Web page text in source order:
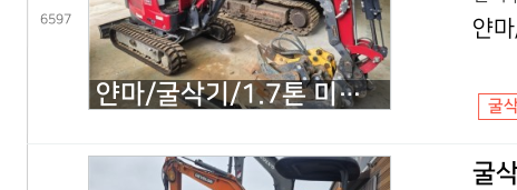
6597
얀마/굴삭기/1.7톤 미니굴삭기/VIO17(25년) 코,풀셋
얀
굴
굴